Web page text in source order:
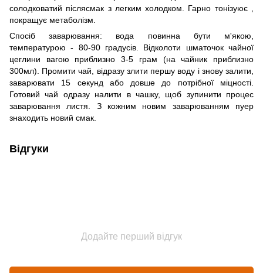
солодковатий післясмак з легким холодком. Гарно тонізуює ,
покращує метаболізм.
Спосіб заварювання: вода повинна бути м'якою,
температурою - 80-90 градусів. Відколоти шматочок чайної
цеглини вагою приблизно 3-5 грам (на чайник приблизно
300мл). Промити чай, відразу злити першу воду і знову залити,
заварювати 15 секунд або довше до потрібної міцності.
Готовий чай одразу налити в чашку, щоб зупинити процес
заварювання листя. З кожним новим заварюванням пуер
знаходить новий смак.
Відгуки
Додайте перший відгук